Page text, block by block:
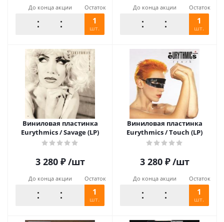
До конца акции Остаток
1
шт.
До конца акции Остаток
1
шт.
Виниловая пластинка
Eurythmics / Savage (LP)
3 280₽ /шт
До конца акции Остаток
1
шт.
Виниловая пластинка
Eurythmics / Touch (LP)
3 280₽ /шт
До конца акции Остаток
1
шт.